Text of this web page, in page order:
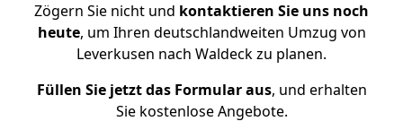
Zögern Sie nicht und kontaktieren Sie uns noch
heute, um Ihren deutschlandweiten Umzug von
Leverkusen nach Waldeck zu planen.
Füllen Sie jetzt das Formular aus, und erhalten
Sie kostenlose Angebote.